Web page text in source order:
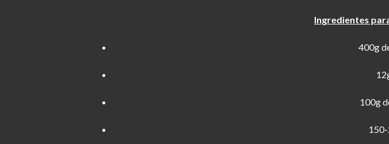
Ingredientes
400g
100g